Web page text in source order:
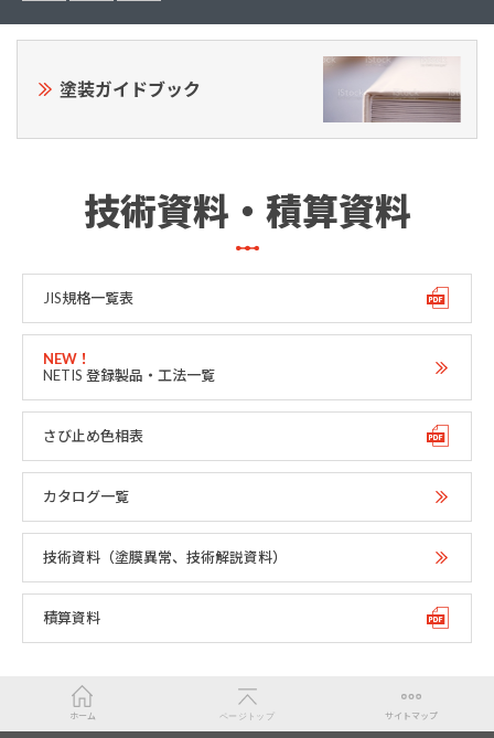
塗装ガイドブック
技術資料・積算資料
JIS規格一覧表
NETIS 登録製品・工法一覧
さび止め色相表
カタログ一覧
技術資料（塗膜異常、技術解説資料）
積算資料
ホーム ページトップ サイトマップ